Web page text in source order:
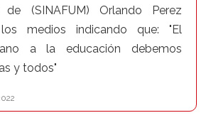
de (SINAFUM) Orlando Perez
medios indicando que: "El
a la educación debemos
y todos"